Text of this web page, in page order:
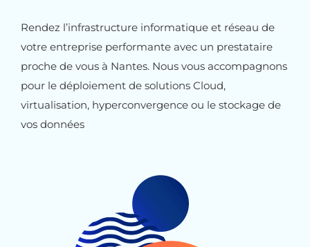
Rendez l’infrastructure informatique et réseau de
votre entreprise performante avec un prestataire
proche de vous à Nantes. Nous vous accompagnons
pour le déploiement de solutions Cloud,
virtualisation, hyperconvergence ou le stockage de
vos données